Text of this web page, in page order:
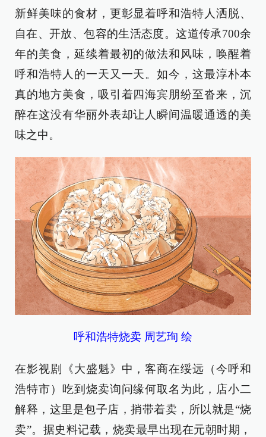
新鲜美味的食材，更彰显着呼和浩特人洒脱、
自在、开放、包容的生活态度。这道传承700余
年的美食，延续着最初的做法和风味，唤醒着
呼和浩特人的一天又一天。如今，这最淳朴本
真的地方美食，吸引着四海宾朋纷至沓来，沉
醉在这没有华丽外表却让人瞬间温暖通透的美
味之中。
呼和浩特烧卖 周艺珣 绘
在影视剧《大盛魁》中，客商在绥远（今呼和
浩特市）吃到烧卖询问缘何取名为此，店小二
解释，这里是包子店，捎带着卖，所以就是“烧
卖”。据史料记载，烧卖最早出现在元朝时期，